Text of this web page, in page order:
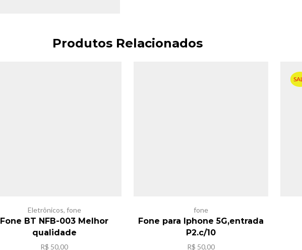
Produtos Relacionados
Eletrônicos, fone
Fone BT NFB-003 Melhor
qualidade
R$ 50,00
fone
Fone para Iphone 5G,entrada
P2.c/10
R$ 50,00